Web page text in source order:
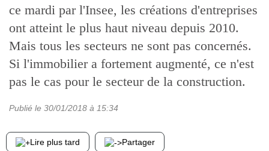
ce mardi par l'Insee, les créations d'entreprises
ont atteint le plus haut niveau depuis 2010.
Mais tous les secteurs ne sont pas concernés.
Si l'immobilier a fortement augmenté, ce n'est
pas le cas pour le secteur de la construction.
Publié le 30/01/2018 à 15:34
Lire plus tard Partager